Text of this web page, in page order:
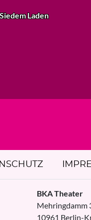
dem Laden
BKA Theater
Mehringdamm
10961 Berlin-